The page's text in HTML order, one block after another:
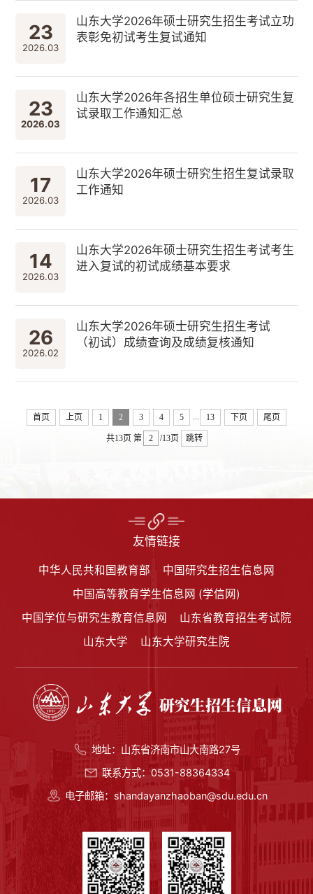
23
2026.03
山东大学2026年硕士研究生招生考试立功
表彰免初试考生复试通知
23
2026.03
山东大学2026年各招生单位硕士研究生复
试录取工作通知汇总
17
2026.03
山东大学2026年硕士研究生招生复试录取
工作通知
14
2026.03
山东大学2026年硕士研究生招生考试考生
进入复试的初试成绩基本要求
26
2026.02
山东大学2026年硕士研究生招生考试
（初试）成绩查询及成绩复核通知
首页 上页 1 2 3 4 5 13 下页 尾页
共13页 第 /13页 跳转
友情链接
中华人民共和国教育部
中国研究生招生信息网
中国高等教育学生信息网 (学信网)
中国学位与研究生教育信息网
山东省教育招生考试院
山东大学
山东大学研究生院
地址：山东省济南市山大南路27号
联系方式：0531-88364334
电子邮箱：shandayanzhaoban@sdu.edu.cn